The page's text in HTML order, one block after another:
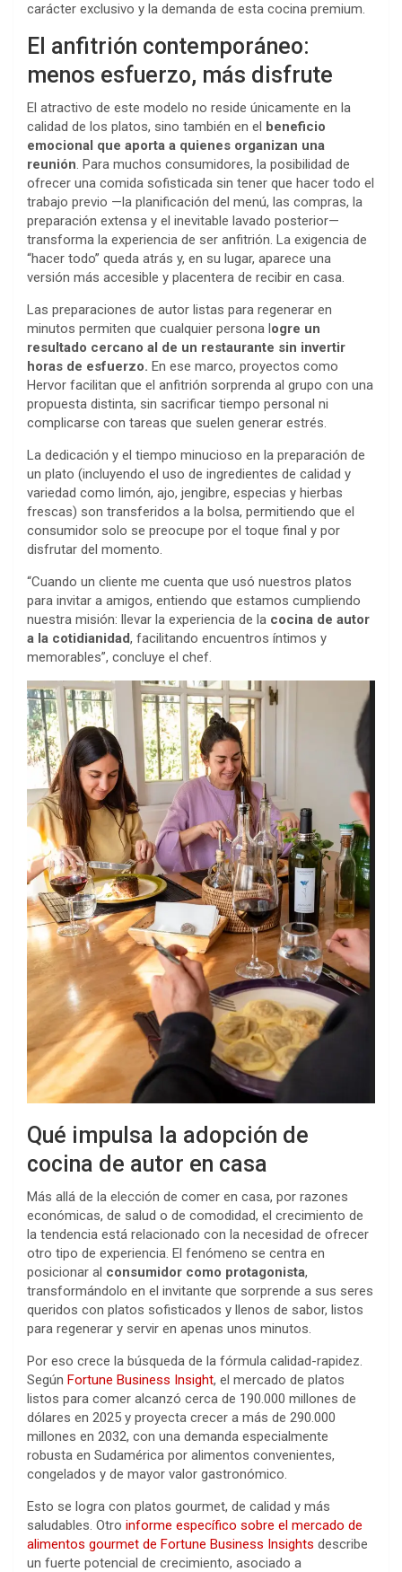
carácter exclusivo y la demanda de esta cocina premium.
El anfitrión contemporáneo:
menos esfuerzo, más disfrute
El atractivo de este modelo no reside únicamente en la
calidad de los platos, sino también en el
beneficio
emocional que aporta a quienes organizan una
reunión. Para muchos consumidores, la posibilidad de
ofrecer una comida sofisticada sin tener que hacer todo el
trabajo previo —la planificación del menú, las compras, la
preparación extensa y el inevitable lavado posterior—
transforma la experiencia de ser anfitrión. La exigencia de
“hacer todo” queda atrás y, en su lugar, aparece una
versión más accesible y placentera de recibir en casa.
Las preparaciones de autor listas para regenerar en
minutos permiten que cualquier persona l ogre un
resultado cercano al de un restaurante sin invertir
horas de esfuerzo. En ese marco, proyectos como
Hervor facilitan que el anfitrión sorprenda al grupo con una
propuesta distinta, sin sacrificar tiempo personal ni
complicarse con tareas que suelen generar estrés.
La dedicación y el tiempo minucioso en la preparación de
un plato (incluyendo el uso de ingredientes de calidad y
variedad como limón, ajo, jengibre, especias y hierbas
frescas) son transferidos a la bolsa, permitiendo que el
consumidor solo se preocupe por el toque final y por
disfrutar del momento.
“Cuando un cliente me cuenta que usó nuestros platos
para invitar a amigos, entiendo que estamos cumpliendo
nuestra misión: llevar la experiencia de la cocina de autor
a la cotidianidad, facilitando encuentros íntimos y
memorables”, concluye el chef.
Qué impulsa la adopción de
cocina de autor en casa
Más allá de la elección de comer en casa, por razones
económicas, de salud o de comodidad, el crecimiento de
la tendencia está relacionado con la necesidad de ofrecer
otro tipo de experiencia. El fenómeno se centra en
posicionar al consumidor como protagonista,
transformándolo en el invitante que sorprende a sus seres
queridos con platos sofisticados y llenos de sabor, listos
para regenerar y servir en apenas unos minutos.
Por eso crece la búsqueda de la fórmula calidad-rapidez.
Según Fortune Business Insight, el mercado de platos
listos para comer alcanzó cerca de 190.000 millones de
dólares en 2025 y proyecta crecer a más de 290.000
millones en 2032, con una demanda especialmente
robusta en Sudamérica por alimentos convenientes,
congelados y de mayor valor gastronómico.
Esto se logra con platos gourmet, de calidad y más
saludables. Otro informe específico sobre el mercado de
alimentos gourmet de Fortune Business Insights describe
un fuerte potencial de crecimiento, asociado a